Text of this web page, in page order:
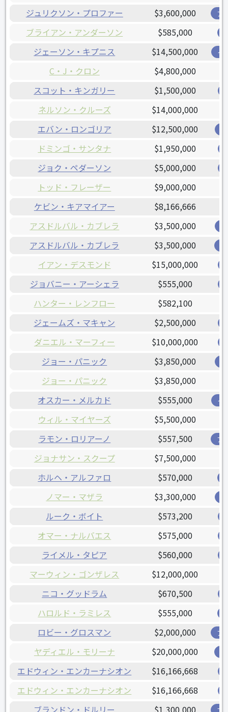
ジュリクソン・プロファー $3,600,000 ア
ブライアン・アンダーソン $585,000
ジェーソン・キプニス $14,500,000 イ
C・J・クロン $4,800,000
スコット・キンガリー $1,500,000
ネルソン・クルーズ $14,000,000
エバン・ロンゴリア $12,500,000
ドミンゴ・サンタナ $1,950,000
ジョク・ペダーソン $5,000,000
トッド・フレーザー
$9,000,000
ケビン・キアマイアー
$8,166,666
アスドルバル・カブレラ
$3,500,000
アスドルバル・カブレラ $3,500,000
イアン・デスモンド $15,000,000
ジョバニー・アーシェラ $555,000
ハンター・レンフロー $582,100
ジェームズ・マキャン $2,500,000
ダニエル・マーフィー $10,000,000
ジョー・パニック $3,850,000
ジョー・パニック
$3,850,000
オスカー・メルカド
$555,000 イ
ウィル・マイヤーズ $5,500,000
ラモン・ロリアーノ $557,500 ア
ジョナサン・スクープ $7,500,000
ホルヘ・アルファロ $570,000
ノマー・マザラ $3,300,000
ルーク・ボイト $573,200
オマー・ナルバエス $575,000
ライメル・タピア $560,000
マーウィン・ゴンザレス $12,000,000
ニコ・グッドラム $670,500
ハロルド・ラミレス $555,000
ロビー・グロスマン $2,000,000 ア
ヤディエル・モリーナ $20,000,000
エドウィン・エンカーナシオン $16,166,668
エドウィン・エンカーナシオン $16,166,668
ブランドン・ドルリー $1,300,000